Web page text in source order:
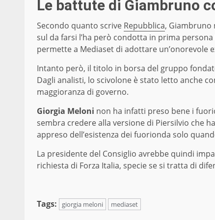
Le battute di Giambruno
Secondo quanto scrive Repubblica, Giambruno
sul da farsi l’ha però condotta in prima
permette a Mediaset di adottare un’onorevole
Intanto però, il titolo in borsa del gruppo
Dagli analisti, lo scivolone è stato letto anche
maggioranza di governo.
Giorgia Meloni non ha infatti preso bene i
sembra credere alla versione di Piersilvio che
appreso dell’esistenza dei fuorionda solo
La presidente del Consiglio avrebbe quindi
richiesta di Forza Italia, specie se si tratta di
Tags: giorgia meloni mediaset